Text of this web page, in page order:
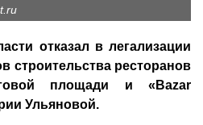
отказал в легализации
строительства ресторанов
площади и «Bazar
Ульяновой.